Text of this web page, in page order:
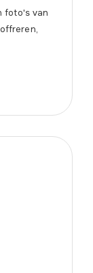
foto's van